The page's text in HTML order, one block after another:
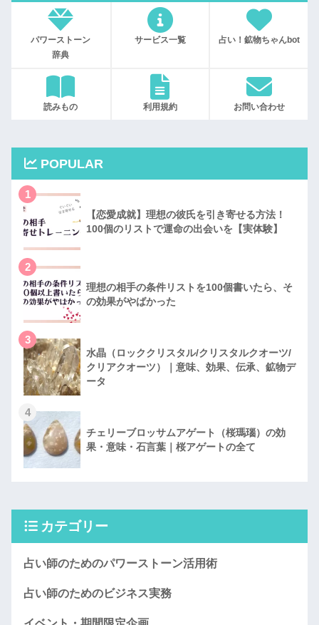
パワーストーン
辞典
サービス一覧 占い！鉱物ちゃんbot
読みもの 利用規約 お問い合わせ
POPULAR
1
【恋愛成就】理想の彼氏を引き寄せる方法！
100個のリストで運命の出会いを【実体験】
2
理想の相手の条件リストを100個書いたら、そ
の効果がやばかった
3
水晶（ロッククリスタル/クリスタルクオーツ/
クリアクオーツ）｜意味、効果、伝承、鉱物デ
ータ
4
チェリーブロッサムアゲート（桜瑪瑙）の効
果・意味・石言葉｜桜アゲートの全て
カテゴリー
占い師のためのパワーストーン活用術
占い師のためのビジネス実務